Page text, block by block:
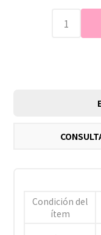
Condición del
ítem